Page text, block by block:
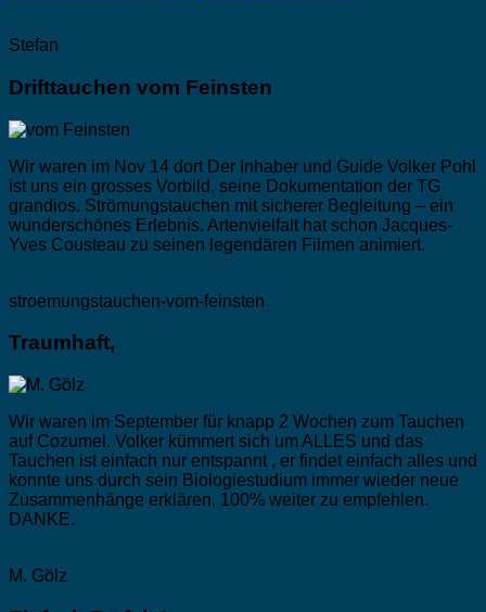
Stefan
Drifttauchen vom Feinsten
Wir waren im Nov 14 dort Der Inhaber und Guide Volker Pohl
ist uns ein grosses Vorbild, seine Dokumentation der TG
grandios. Strömungstauchen mit sicherer Begleitung – ein
wunderschönes Erlebnis. Artenvielfalt hat schon Jacques-
Yves Cousteau zu seinen legendären Filmen animiert.
stroemungstauchen-vom-feinsten
Traumhaft,
Wir waren im September für knapp 2 Wochen zum Tauchen
auf Cozumel. Volker kümmert sich um ALLES und das
Tauchen ist einfach nur entspannt , er findet einfach alles und
konnte uns durch sein Biologiestudium immer wieder neue
Zusammenhänge erklären. 100% weiter zu empfehlen.
DANKE.
M. Gölz